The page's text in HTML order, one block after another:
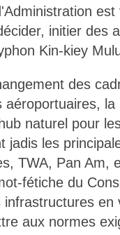
initier des
Kin-kiey
des
aéroportuaires,
naturel pour
jadis les
TWA, Pan Am,
fétiche du
infrastructures
aux normes